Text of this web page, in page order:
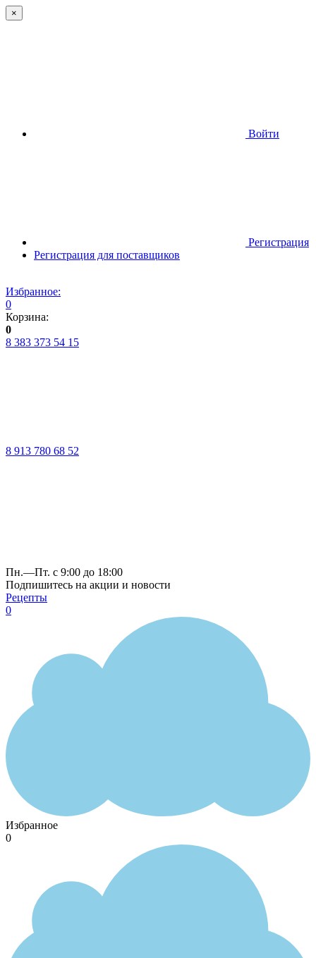
×
Войти
Регистрация
Регистрация для поставщиков
Избранное:
0
Корзина:
0
8 383 373 54 15
8 913 780 68 52
Пн.—Пт. с 9:00 до 18:00
Подпишитесь на акции и новости
Рецепты
0
Избранное
0